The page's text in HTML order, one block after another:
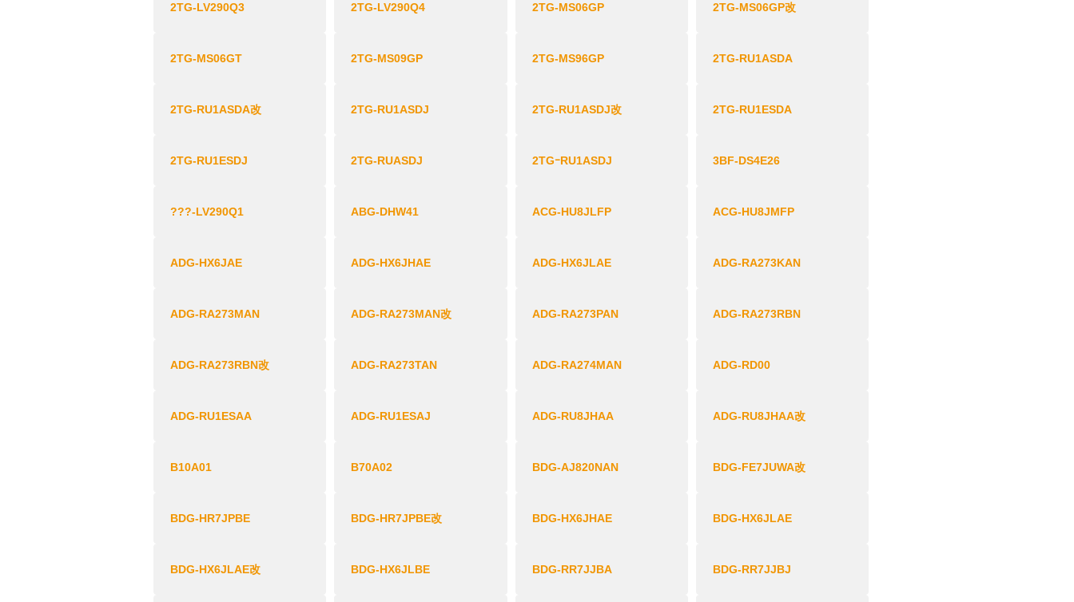
2TG-LV290Q3 2TG-LV290Q4 2TG-MS06GP 2TG-MS06GP改
2TG-MS06GT 2TG-MS09GP 2TG-MS96GP 2TG-RU1ASDA
2TG-RU1ASDA改 2TG-RU1ASDJ 2TG-RU1ASDJ改 2TG-RU1ESDA
2TG-RU1ESDJ 2TG-RUASDJ 2TGｰRU1ASDJ 3BF-DS4E26
???-LV290Q1 ABG-DHW41 ACG-HU8JLFP ACG-HU8JMFP
ADG-HX6JAE ADG-HX6JHAE ADG-HX6JLAE ADG-RA273KAN
ADG-RA273MAN ADG-RA273MAN改 ADG-RA273PAN ADG-RA273RBN
ADG-RA273RBN改 ADG-RA273TAN ADG-RA274MAN ADG-RD00
ADG-RU1ESAA ADG-RU1ESAJ ADG-RU8JHAA ADG-RU8JHAA改
B10A01 B70A02 BDG-AJ820NAN BDG-FE7JUWA改
BDG-HR7JPBE BDG-HR7JPBE改 BDG-HX6JHAE BDG-HX6JLAE
BDG-HX6JLAE改 BDG-HX6JLBE BDG-RR7JJBA BDG-RR7JJBJ